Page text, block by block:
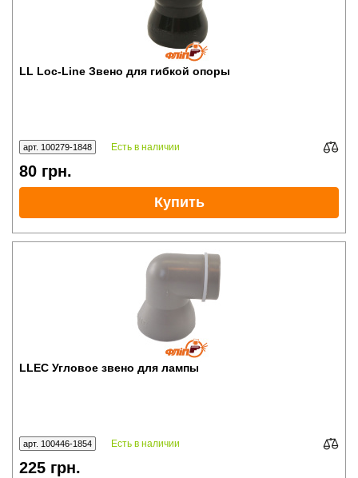
LL Loc-Line Звено для гибкой опоры
арт. 100279-1848 Есть в наличии
80 грн.
Купить
LLEC Угловое звено для лампы
арт. 100446-1854 Есть в наличии
225 грн.